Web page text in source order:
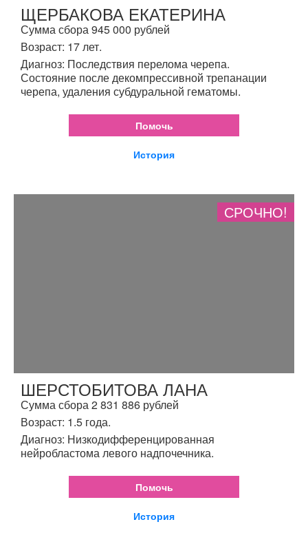
ЩЕРБАКОВА ЕКАТЕРИНА
Сумма сбора 945 000 рублей
Возраст: 17 лет.
Диагноз: Последствия перелома черепа.
Состояние после декомпрессивной трепанации
черепа, удаления субдуральной гематомы.
Помочь
История
СРОЧНО!
ШЕРСТОБИТОВА ЛАНА
Сумма сбора 2 831 886 рублей
Возраст: 1.5 года.
Диагноз: Низкодифференцированная
нейробластома левого надпочечника.
Помочь
История